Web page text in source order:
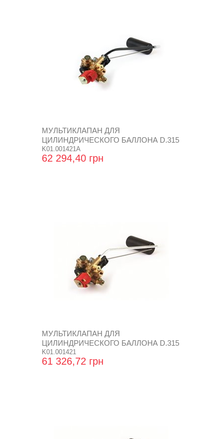
МУЛЬТИКЛАПАН ДЛЯ
ЦИЛИНДРИЧЕСКОГО БАЛЛОНА D.315
AMP
K01.001421A
62 294,40 грн
МУЛЬТИКЛАПАН ДЛЯ
ЦИЛИНДРИЧЕСКОГО БАЛЛОНА D.315
K01.001421
61 326,72 грн